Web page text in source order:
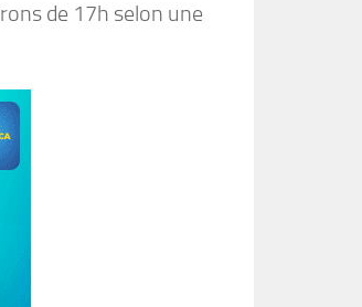
de 17h selon une